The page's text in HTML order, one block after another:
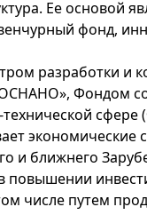
Ее основой
фонд,
разработки и
Фондом
сфере
экономические
и ближнего
повышении
числе путем